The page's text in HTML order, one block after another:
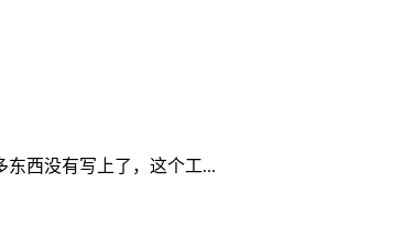
西没有写上了，这个工...